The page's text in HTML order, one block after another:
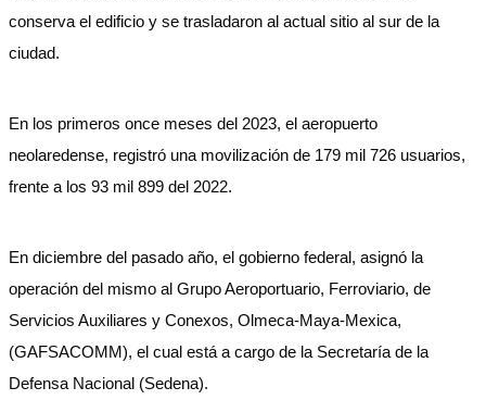
conserva el edificio y se trasladaron al actual sitio al sur de la
ciudad.
En los primeros once meses del 2023, el aeropuerto
neolaredense, registró una movilización de 179 mil 726 usuarios,
frente a los 93 mil 899 del 2022.
En diciembre del pasado año, el gobierno federal, asignó la
operación del mismo al Grupo Aeroportuario, Ferroviario, de
Servicios Auxiliares y Conexos, Olmeca-Maya-Mexica,
(GAFSACOMM), el cual está a cargo de la Secretaría de la
Defensa Nacional (Sedena).